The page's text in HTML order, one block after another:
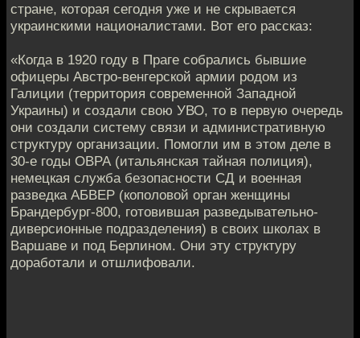
стране, которая сегодня уже и не скрывается
украинскими националистами. Вот его рассказ:
«Когда в 1920 году в Праге собрались бывшие
офицеры Австро-венгерской армии родом из
Галиции (территория современной Западной
Украины) и создали свою УВО, то в первую очередь
они создали систему связи и административную
структуру организации. Помогли им в этом деле в
30-е годы ОВРА (итальянская тайная полиция),
немецкая служба безопасности СД и военная
разведка АБВЕР (кополовой орган женщины
Брандербург-800, готовившая разведывательно-
диверсионные подразделения) в своих школах в
Варшаве и под Берлином. Они эту структуру
доработали и отшлифовали.